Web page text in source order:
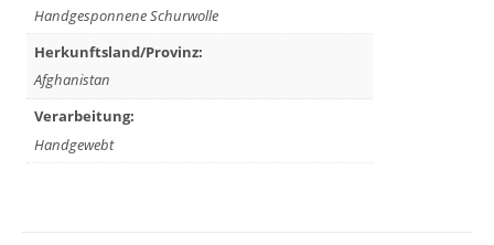
Handgesponnene Schurwolle
Herkunftsland/Provinz:
Afghanistan
Verarbeitung:
Handgewebt